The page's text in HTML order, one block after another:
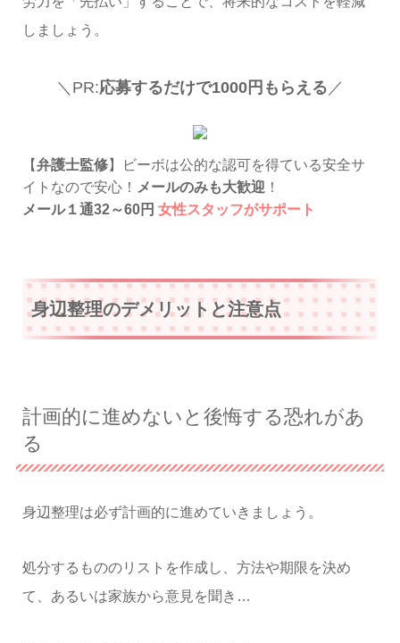
しましょう。
＼PR:応募するだけで1000円もらえる ／
【弁護士監修】ビーボは公的な認可を得ている安全サ
イトなので安心！ メールのみも大歓迎！
メール１通32～60円 女性スタッフがサポート
身辺整理のデメリットと注意点
計画的に進めないと後悔する恐れがあ
る
身辺整理は必ず計画的に進めていきましょう。
処分するもののリストを作成し、方法や期限を決め
て、あるいは家族から意見を聞き…